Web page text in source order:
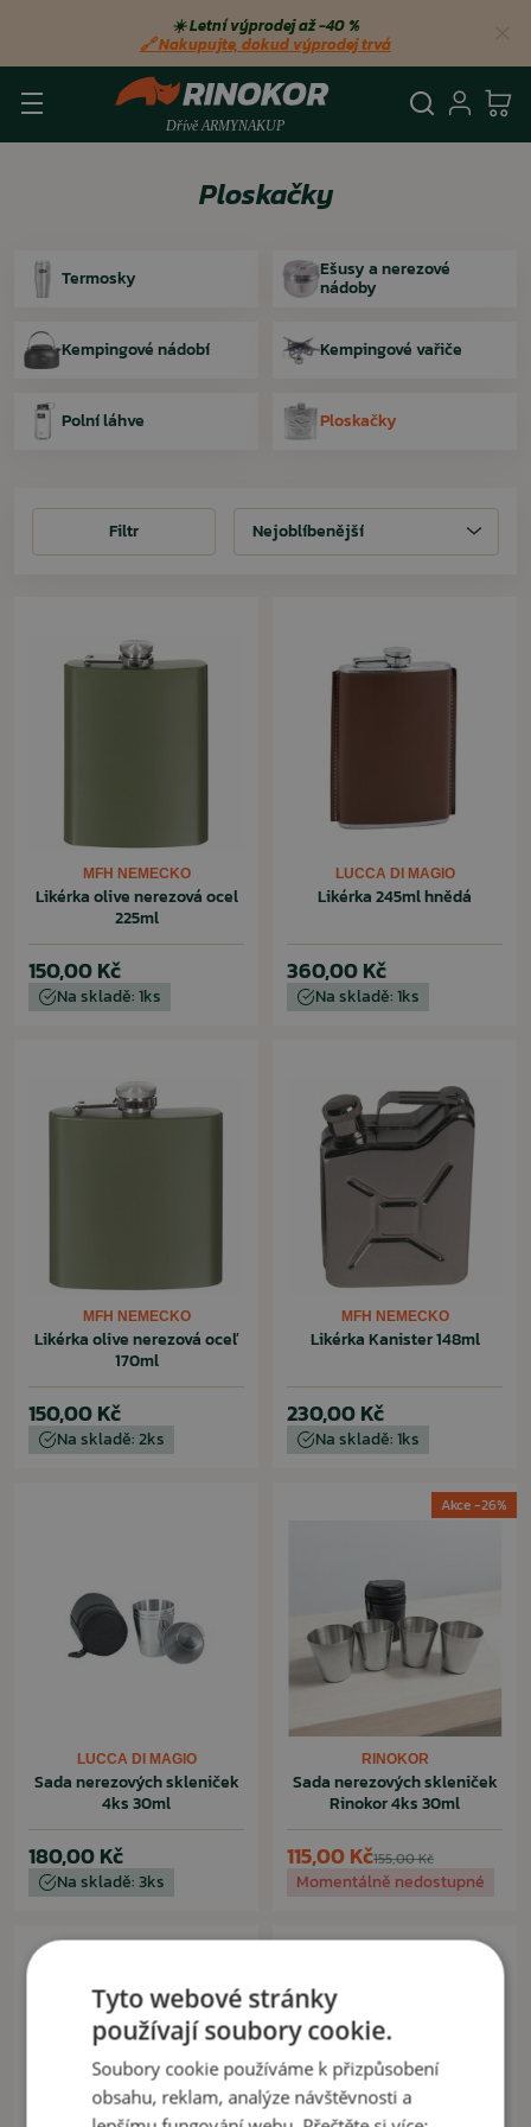
☀️ Letní výprodej až −40 %
🔗 Nakupujte, dokud výprodej trvá
Ploskačky
Termosky Ešusy a nerezové
nádoby
Kempingové nádobí Kempingové vařiče
Polní láhve Ploskačky
Filtr Nejoblíbenější
MFH NEMECKO
Likérka olive nerezová ocel
225ml
150,00 Kč
Na skladě: 1ks
LUCCA DI MAGIO
Likérka 245ml hnědá
360,00 Kč
Na skladě: 1ks
MFH NEMECKO
Likérka olive nerezová oceľ
170ml
150,00 Kč
Na skladě: 2ks
MFH NEMECKO
Likérka Kanister 148ml
230,00 Kč
Na skladě: 1ks
LUCCA DI MAGIO
Sada nerezových skleniček
4ks 30ml
180,00 Kč
Na skladě: 3ks
Akce -26%
RINOKOR
Sada nerezových skleniček
Rinokor 4ks 30ml
155,00 Kč
115,00 Kč
Momentálně nedostupné
Tyto webové stránky
používají soubory cookie.
Soubory cookie používáme k přizpůsobení
obsahu, reklam, analýze návštěvnosti a